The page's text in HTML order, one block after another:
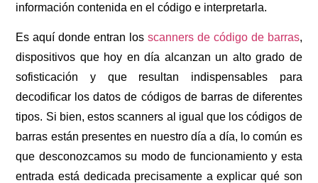
información contenida en el código e interpretarla.
Es aquí donde entran los scanners de código de barras,
dispositivos que hoy en día alcanzan un alto grado de
sofisticación y que resultan indispensables para
decodificar los datos de códigos de barras de diferentes
tipos. Si bien, estos scanners al igual que los códigos de
barras están presentes en nuestro día a día, lo común es
que desconozcamos su modo de funcionamiento y esta
entrada está dedicada precisamente a explicar qué son